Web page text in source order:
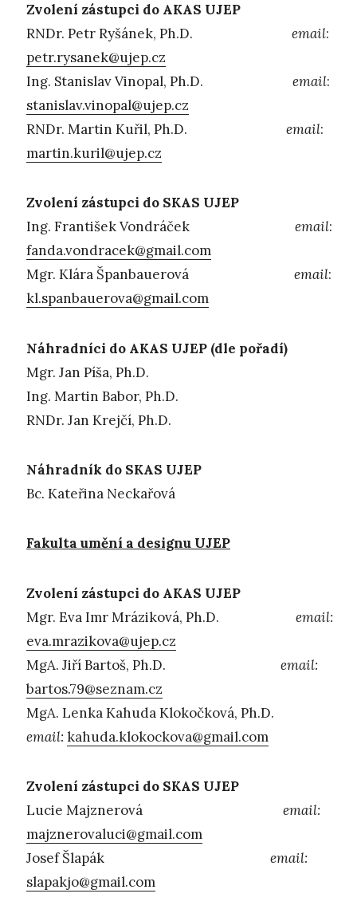
Zvolení zástupci do AKAS UJEP
RNDr. Petr Ryšánek, Ph.D. email:
petr.rysanek@ujep.cz
Ing. Stanislav Vinopal, Ph.D. email:
stanislav.vinopal@ujep.cz
RNDr. Martin Kuřil, Ph.D. email:
martin.kuril@ujep.cz
Zvolení zástupci do SKAS UJEP
Ing. František Vondráček email:
fanda.vondracek@gmail.com
Mgr. Klára Španbauerová email:
kl.spanbauerova@gmail.com
Náhradníci do AKAS UJEP (dle pořadí)
Mgr. Jan Píša, Ph.D.
Ing. Martin Babor, Ph.D.
RNDr. Jan Krejčí, Ph.D.
Náhradník do SKAS UJEP
Bc. Kateřina Neckařová
Fakulta umění a designu UJEP
Zvolení zástupci do AKAS UJEP
Mgr. Eva Imr Mráziková, Ph.D. email:
eva.mrazikova@ujep.cz
MgA. Jiří Bartoš, Ph.D. email:
bartos.79@seznam.cz
MgA. Lenka Kahuda Klokočková, Ph.D.
email: kahuda.klokockova@gmail.com
Zvolení zástupci do SKAS UJEP
Lucie Majznerová email:
majznerovaluci@gmail.com
Josef Šlapák email:
slapakjo@gmail.com